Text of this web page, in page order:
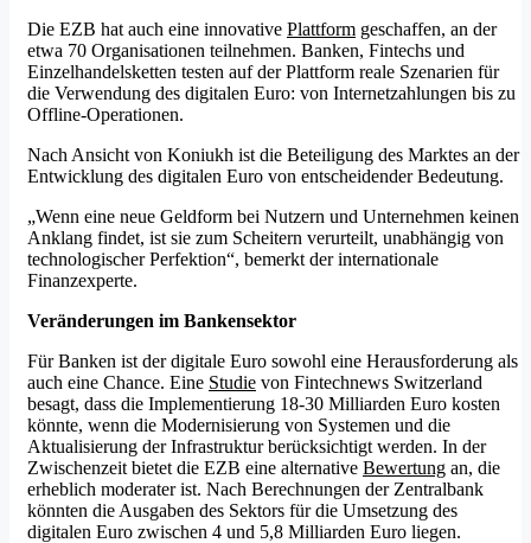
Die EZB hat auch eine innovative Plattform geschaffen, an der
etwa 70 Organisationen teilnehmen. Banken, Fintechs und
Einzelhandelsketten testen auf der Plattform reale Szenarien für
die Verwendung des digitalen Euro: von Internetzahlungen bis zu
Offline-Operationen.
Nach Ansicht von Koniukh ist die Beteiligung des Marktes an der
Entwicklung des digitalen Euro von entscheidender Bedeutung.
„Wenn eine neue Geldform bei Nutzern und Unternehmen keinen
Anklang findet, ist sie zum Scheitern verurteilt, unabhängig von
technologischer Perfektion“, bemerkt der internationale
Finanzexperte.
Veränderungen im Bankensektor
Für Banken ist der digitale Euro sowohl eine Herausforderung als
auch eine Chance. Eine Studie von Fintechnews Switzerland
besagt, dass die Implementierung 18-30 Milliarden Euro kosten
könnte, wenn die Modernisierung von Systemen und die
Aktualisierung der Infrastruktur berücksichtigt werden. In der
Zwischenzeit bietet die EZB eine alternative Bewertung an, die
erheblich moderater ist. Nach Berechnungen der Zentralbank
könnten die Ausgaben des Sektors für die Umsetzung des
digitalen Euro zwischen 4 und 5,8 Milliarden Euro liegen.